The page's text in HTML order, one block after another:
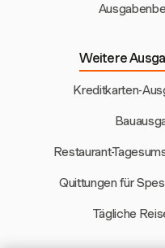
Weitere
Kreditkarten-
Restaurant-
Quittungen für
Tägliche